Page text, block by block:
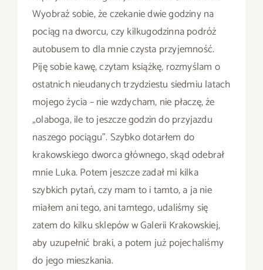
Wyobraź sobie, że czekanie dwie godziny na
pociąg na dworcu, czy kilkugodzinna podróż
autobusem to dla mnie czysta przyjemność.
Piję sobie kawę, czytam książkę, rozmyślam o
ostatnich nieudanych trzydziestu siedmiu latach
mojego życia – nie wzdycham, nie płaczę, że
„olaboga, ile to jeszcze godzin do przyjazdu
naszego pociągu”. Szybko dotarłem do
krakowskiego dworca głównego, skąd odebrał
mnie Luka. Potem jeszcze zadał mi kilka
szybkich pytań, czy mam to i tamto, a ja nie
miałem ani tego, ani tamtego, udaliśmy się
zatem do kilku sklepów w Galerii Krakowskiej,
aby uzupełnić braki, a potem już pojechaliśmy
do jego mieszkania.